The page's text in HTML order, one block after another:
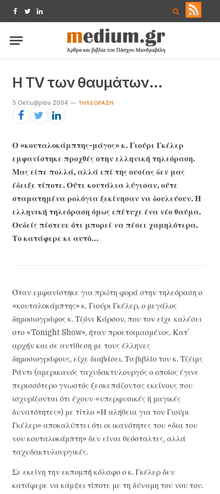
Facebook
TwitterLinkedIn
Η TV των θαυμάτων…
5 Οκτωβρίου 2004 TΗΛΕΌΡΑΣΗ
Ο «κουταλοκάμπτης-μάγος» κ. Γιούρι Γκέλερ
εμφανίστηκε προχθές στην ελληνική τηλεόραση.
Μας είπε πολλά, αλλά επί της ουσίας δεν μας
έδειξε τίποτε. Ούτε κουτάλια λύγισαν, ούτε
σταματημένα ρολόγια ξεκίνησαν να δουλεύουν. Η
ελληνική τηλεόραση όμως επέτυχε ένα νέο θαύμα.
Ουδείς πίστευε ότι μπορεί να πέσει χαμηλότερα.
Το κατάφερε κι αυτό…
Όταν εμφανίστηκε για πρώτη φορά στην τηλεόραση ο
«κουταλοκάμπτης» κ. Γιούρι Γκέλερ, ο μεγάλος
δημοσιογράφος κ. Τζόνι Κάρσον, που τον είχε καλέσει
στο «Tonight Show», ήταν προετοιμασμένος. Κατ’
αρχήν και σε αντίθεση με τους έλληνες
δημοσιογράφους, είχε διαβάσει. Το βιβλίο του κ. Τζέιμς
Ράντι (αμερικανός ταχυδακτυλουργός ο οποίος έγινε
περισσότερο γνωστός ξεσκεπάζοντας εκείνους που
ισχυρίζονται ότι έχουν «υπερφυσικές ή μαγικές
δυνατότητες») με τίτλο «Η αλήθεια για τον Γιούρι
Γκέλερ» αποκαλύπτει ότι οι ικανότητες του «δια του
νου κουταλοκάμπτη» δεν είναι θεόσταλτες, αλλά
ταχυδακτυλουργικές.
Σε εκείνη την εκπομπή κόλαφο ο κ. Γκέλερ δεν
κατάφερε να κάμψει τίποτε με τη δύναμη του νου του.